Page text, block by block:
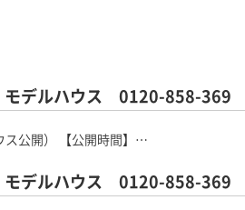
モデルハウス 0120-858-369
ス公開） 【公開時間】…
モデルハウス 0120-858-369